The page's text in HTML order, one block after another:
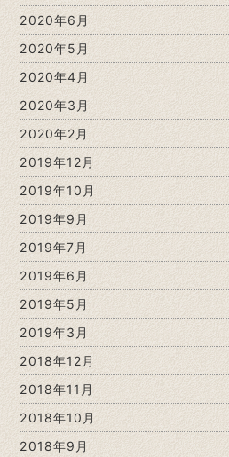
2020年6月
2020年5月
2020年4月
2020年3月
2020年2月
2019年12月
2019年10月
2019年9月
2019年7月
2019年6月
2019年5月
2019年3月
2018年12月
2018年11月
2018年10月
2018年9月